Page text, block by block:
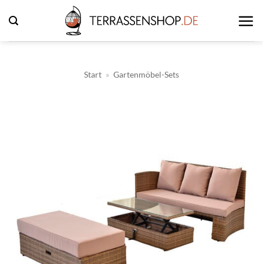
Inhalt
springen
Start » Gartenmöbel-Sets